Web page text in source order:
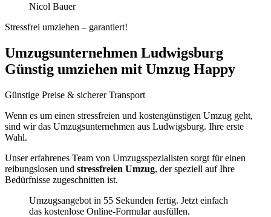
Nicol Bauer
Stressfrei umziehen – garantiert!
Umzugsunternehmen Ludwigsburg
Günstig umziehen mit Umzug Happy
Günstige Preise & sicherer Transport
Wenn es um einen stressfreien und kostengünstigen Umzug geht,
sind wir das Umzugsunternehmen aus Ludwigsburg. Ihre erste
Wahl.
Unser erfahrenes Team von Umzugsspezialisten sorgt für einen
reibungslosen und stressfreien Umzug, der speziell auf Ihre
Bedürfnisse zugeschnitten ist.
Umzugsangebot in 55 Sekunden fertig. Jetzt einfach
das kostenlose Online-Formular ausfüllen.